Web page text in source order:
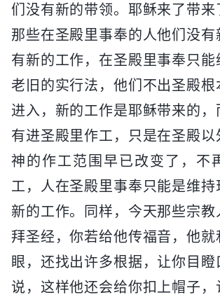
们没有新的带领。耶稣来了带来
那些在圣殿里事奉的人他们没有
有新的工作，在圣殿里事奉只能
老旧的实行法，他们不出圣殿根
进入，新的工作是耶稣带来的，
有进圣殿里作工，只是在圣殿以
神的作工范围早已改变了，不
工，人在圣殿里事奉只能是维持
新的工作。同样，今天那些宗教
拜圣经，你若给他传福音，他就
眼，还找出许多根据，让你目瞪
说，这样他还会给你扣上帽子，